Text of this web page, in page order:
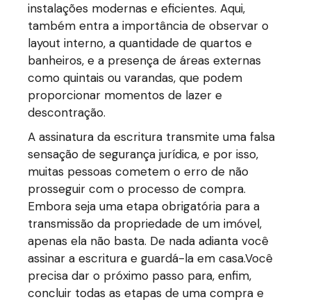
instalações modernas e eficientes. Aqui,
também entra a importância de observar o
layout interno, a quantidade de quartos e
banheiros, e a presença de áreas externas
como quintais ou varandas, que podem
proporcionar momentos de lazer e
descontração.
A assinatura da escritura transmite uma falsa
sensação de segurança jurídica, e por isso,
muitas pessoas cometem o erro de não
prosseguir com o processo de compra.
Embora seja uma etapa obrigatória para a
transmissão da propriedade de um imóvel,
apenas ela não basta. De nada adianta você
assinar a escritura e guardá-la em casa.Você
precisa dar o próximo passo para, enfim,
concluir todas as etapas de uma compra e